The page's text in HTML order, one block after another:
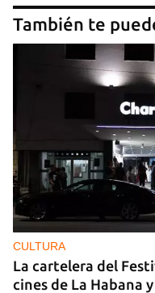
También te
CULTURA
La cartelera del
cines de La Habana